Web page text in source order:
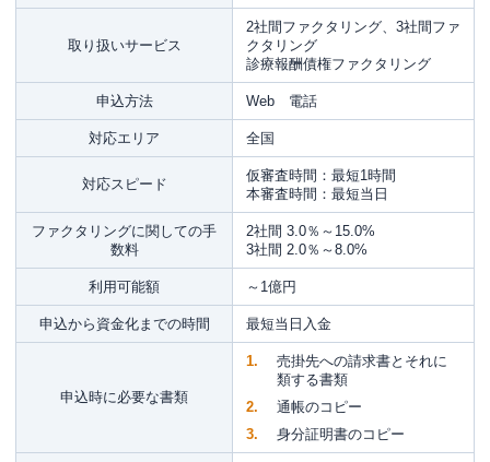
取り扱いサービス
2社間ファクタリング、3社間ファ
クタリング
診療報酬債権ファクタリング
申込方法 Web 電話
対応エリア 全国
対応スピード
仮審査時間：最短1時間
本審査時間：最短当日
ファクタリングに関しての手
数料
2社間 3.0％～15.0%
3社間 2.0％～8.0%
利用可能額 ～1億円
申込から資金化までの時間 最短当日入金
申込時に必要な書類
売掛先への請求書とそれに
類する書類
通帳のコピー
身分証明書のコピー